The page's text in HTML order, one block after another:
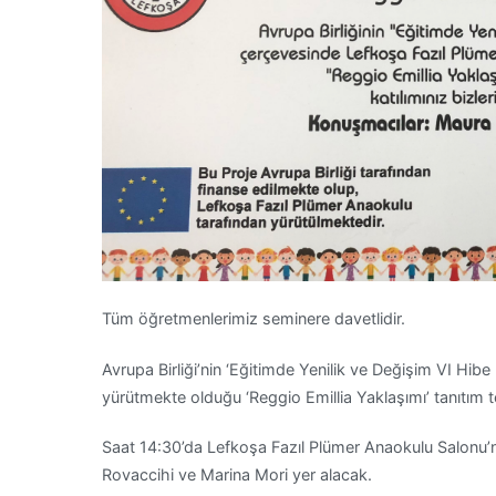
Tüm öğretmenlerimiz seminere davetlidir.
Avrupa Birliği’nin ‘Eğitimde Yenilik ve Değişim VI
yürütmekte olduğu ‘Reggio Emillia Yaklaşımı’
Saat 14:30’da Lefkoşa Fazıl Plümer Anaokulu
Rovaccihi ve Marina Mori yer alacak.